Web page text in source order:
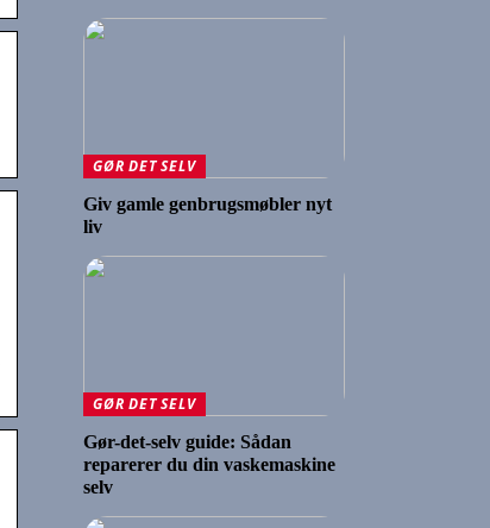
GØR DET SELV
Giv gamle genbrugsmøbler nyt
liv
GØR DET SELV
Gør-det-selv guide: Sådan
reparerer du din vaskemaskine
selv